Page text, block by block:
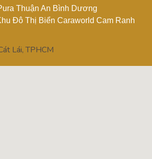
Thuận An Bình Dương
Đô Thị Biển Caraworld Cam Ranh
Lái, TPHCM